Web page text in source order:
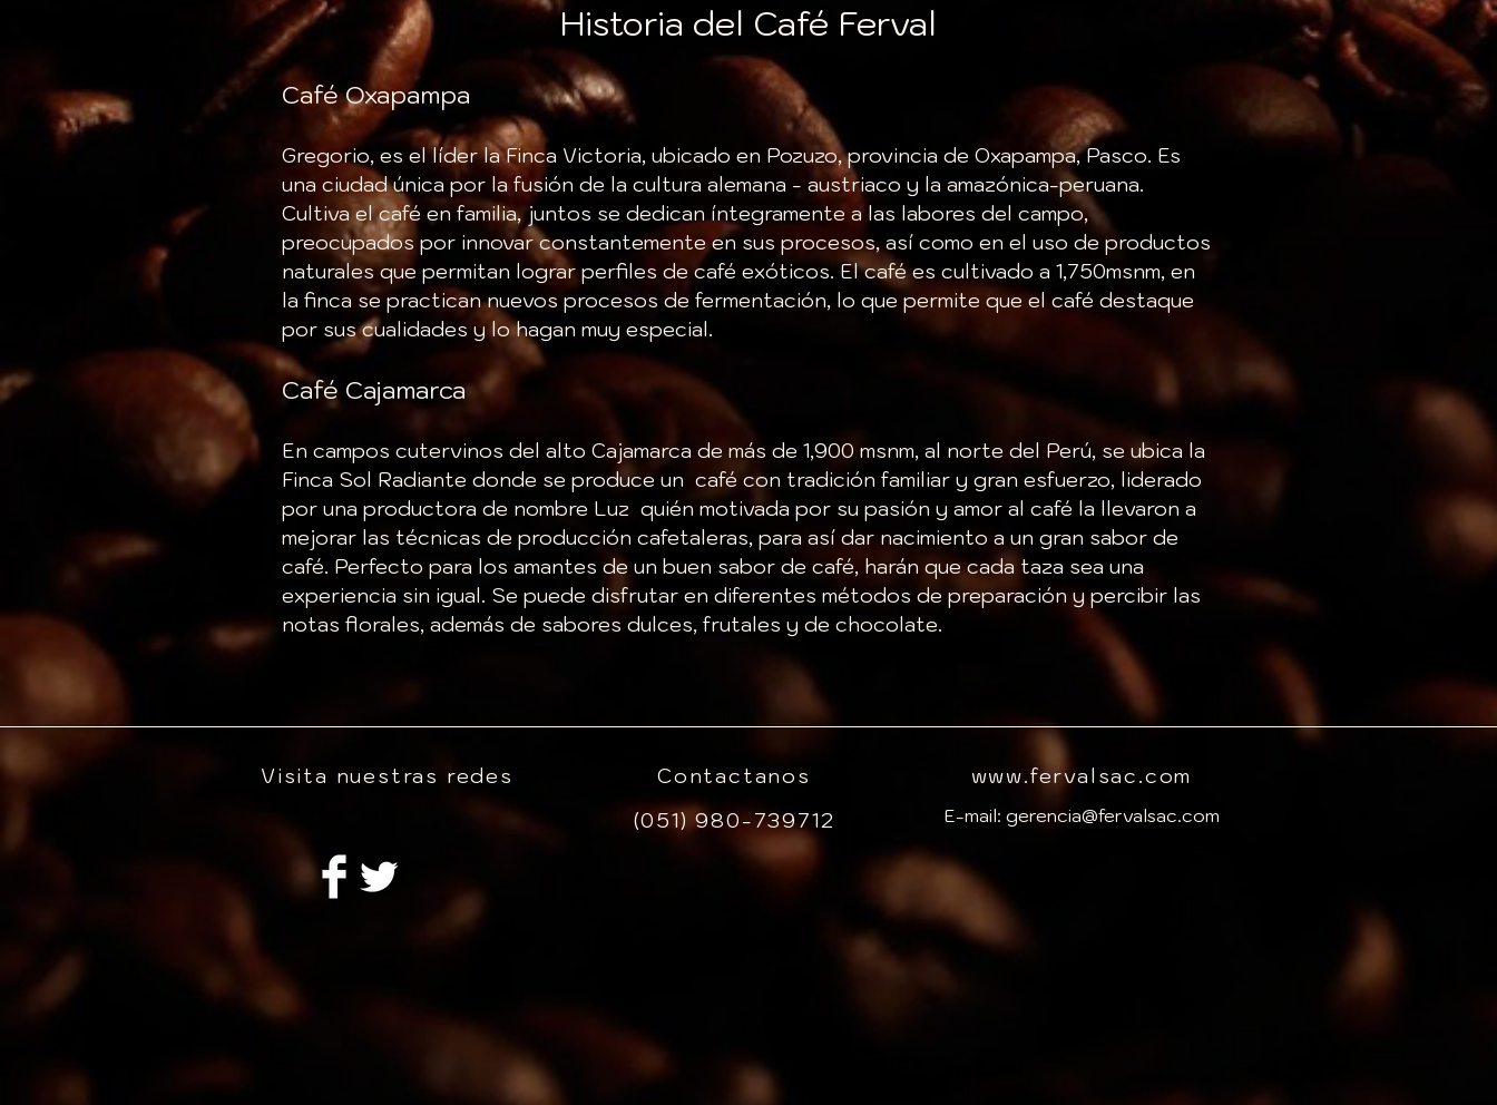
​Historia del Café Ferval
Café Oxapampa
Gregorio, es el líder la Finca Victoria, ubicado en Pozuzo, provincia de Oxapampa, Pasco. Es
una ciudad única por la fusión de la cultura alemana - austriaco y la amazónica-peruana.
Cultiva el café en familia, juntos se dedican íntegramente a las labores del campo,
preocupados por innovar constantemente en sus procesos, así como en el uso de productos
naturales que permitan lograr perfiles de café exóticos. El café es cultivado a 1,750msnm, en
la finca se practican nuevos procesos de fermentación, lo que permite que el café destaque
por sus cualidades y lo hagan muy especial.
Café Cajamarca
En campos cutervinos del alto Cajamarca de más de 1,900 msnm, al norte del Perú, se ubica la
Finca Sol Radiante donde se produce un café con tradición familiar y gran esfuerzo, liderado
por una productora de nombre Luz quién motivada por su pasión y amor al café la llevaron a
mejorar las técnicas de producción cafetaleras, para así dar nacimiento a un gran sabor de
café. Perfecto para los amantes de un buen sabor de café, harán que cada taza sea una
experiencia sin igual. Se puede disfrutar en diferentes métodos de preparación y percibir las
notas florales, además de sabores dulces, frutales y de chocolate.
Visita nuestras redes
Contactanos
(051) 980-739712
www.fervalsac.com
E-mail: gerencia@fervalsac.com